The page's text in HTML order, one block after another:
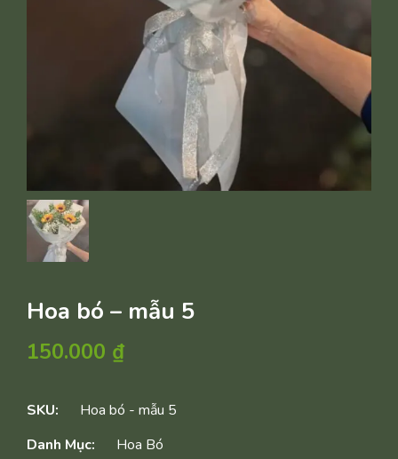
Hoa bó – mẫu 5
150.000 ₫
SKU:
Hoa bó - mẫu 5
Danh Mục:
Hoa Bó